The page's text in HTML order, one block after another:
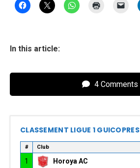
In this article:
4 Comments
CLASSEMENT LIGUE 1 GUICOPRES
# Club
1 Horoya AC